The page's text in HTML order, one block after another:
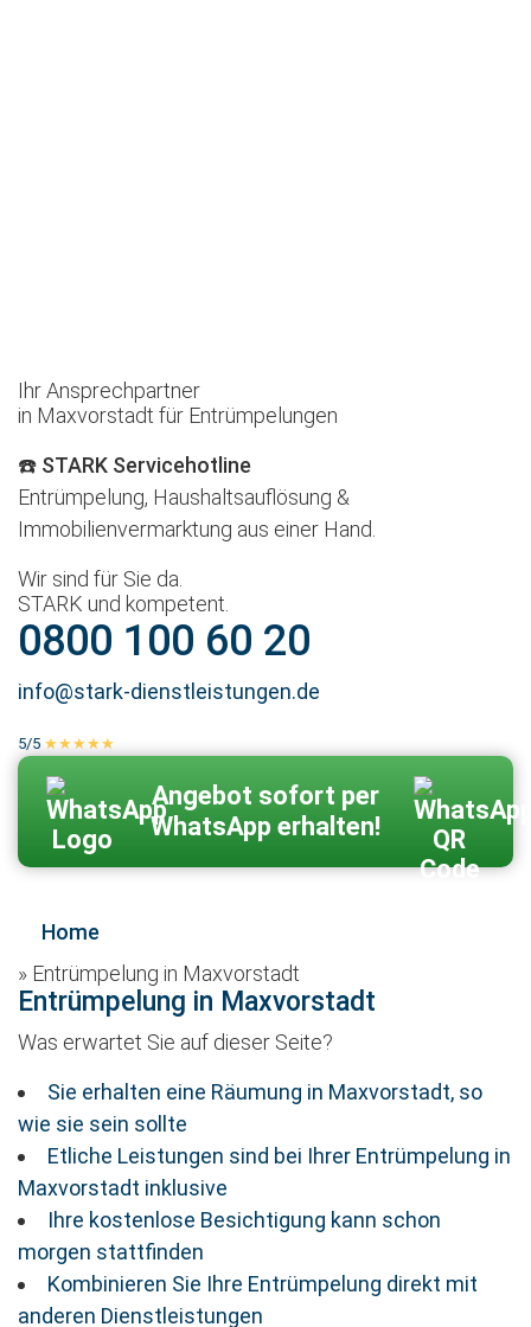
Ihr Ansprechpartner
in Maxvorstadt für Entrümpelungen
☎️ STARK Servicehotline
Entrümpelung, Haushaltsauflösung &
Immobilienvermarktung aus einer Hand.
Wir sind für Sie da.
STARK und kompetent.
0800 100 60 20
info@stark-dienstleistungen.de
5/5 ★★★★★
100 % echte Kundenbewertungen
Zum KontaktformularAngebot sofort per
WhatsApp erhalten!
Home
» Entrümpelung in Maxvorstadt
Entrümpelung in Maxvorstadt
Was erwartet Sie auf dieser Seite?
Sie erhalten eine Räumung in Maxvorstadt, so
wie sie sein sollte
Etliche Leistungen sind bei Ihrer Entrümpelung in
Maxvorstadt inklusive
Ihre kostenlose Besichtigung kann schon
morgen stattfinden
Kombinieren Sie Ihre Entrümpelung direkt mit
anderen Dienstleistungen